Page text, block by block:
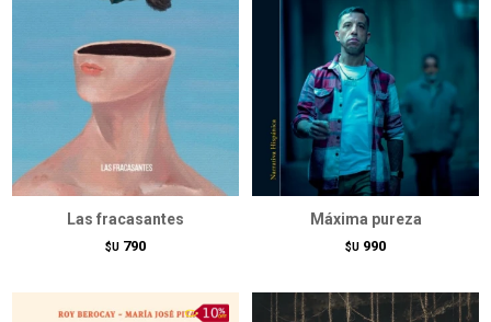
Las fracasantes
$U 790
Máxima pureza
$U 990